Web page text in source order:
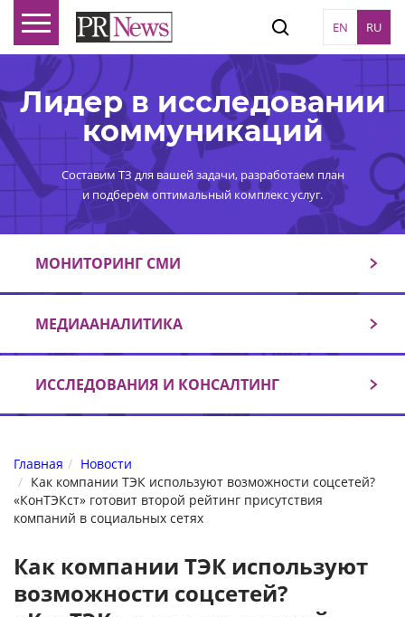
EN RU
Лидер в исследовании
коммуникаций
Составим ТЗ для вашей задачи, разработаем план
и подберем оптимальный комплекс услуг.
МОНИТОРИНГ СМИ
МЕДИААНАЛИТИКА
ИССЛЕДОВАНИЯ И КОНСАЛТИНГ
Главная
Новости
Как компании ТЭК используют возможности соцсетей?
«КонТЭКст» готовит второй рейтинг присутствия
компаний в социальных сетях
Как компании ТЭК используют
возможности соцсетей?